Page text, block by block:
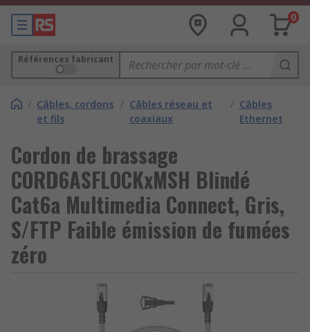
0
Références fabricant
/ Câbles, cordons
et fils
/ Câbles réseau et
coaxiaux
/ Câbles
Ethernet
Cordon de brassage
CORD6ASFLOCKxMSH Blindé
Cat6a Multimedia Connect, Gris,
S/FTP Faible émission de fumées
zéro